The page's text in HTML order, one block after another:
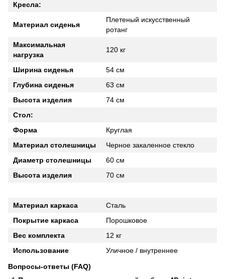
Кресла:
Материал сиденья
Плетеный искусственный
ротанг
Максимальная
нагрузка
120 кг
Ширина сиденья
54 см
Глубина сиденья
63 см
Высота изделия
74 см
Стол:
Форма
Круглая
Материал столешницы
Черное закаленное стекло
Диаметр столешницы
60 см
Высота изделия
70 см
Материал каркаса
Сталь
Покрытие каркаса
Порошковое
Вес комплекта
12 кг
Использование
Уличное / внутреннее
Вопросы-ответы (FAQ)